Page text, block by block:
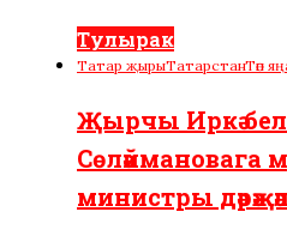
Тулырак
Татар җырыТатарстанТөп
Җырчы Иркә
Сөләймановага
министры